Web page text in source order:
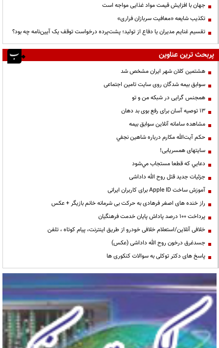
جهان با افزایش قیمت مواد غذایی مواجه است
تکذیب شایعه «معافیت سربازان فراری»
تقسیم غنایم مدیران یا دفاع از تولید؛ پشت‌پرده درخواست توقف یک آیین‌نامه چه بود؟
پربحث ترین عناوین
هشتمین کلان شهر ایران مشخص شد
سوابق بیمه شدگان روی سایت تامین اجتماعی
همجنس گرایی در شبکه من و تو
13 توصیه آسان برای رفع بوی بد دهان
مشاهده سامانه آنلاين سوابق بیمه
حكم آيت‌الله مكارم درباره شاهين نجفي
سایتهای همسریابی!
دعايي كه قطعا مستجاب مي‌شود
جزئیات جدید قتل روح الله داداشی
آموزش ساخت Apple ID برای کاربران ایرانی
راز خنده های اصغر فرهادی به حرکت بی شرمانه خانم بازیگر + عکس
پرداخت ۱۰۰ درصد پاداش پایان خدمت فرهنگیان
خلافی آنلاین/استعلام خلافی خودرو از طریق اینترنت، پیام کوتاه ، تلفن
جسدغرق درخون روح الله داداشی (عکس)
پاسخ های دکتر توکلی به سوالات کنکوری ها